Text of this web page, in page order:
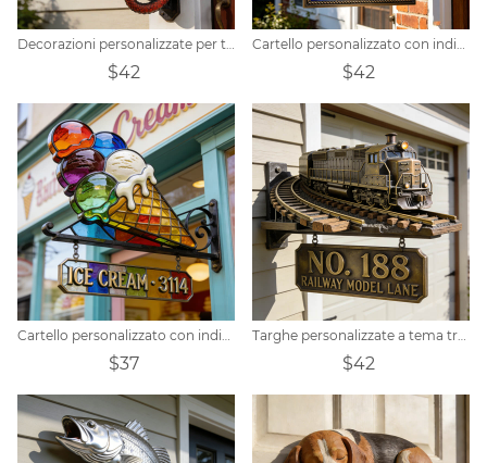
Decorazioni personalizzate per targhe porta indirizzi a tema drago
$42
Cartello personalizzato con indirizzo a tema nautico, con timone in vetro colorato.
$42
Cartello personalizzato con indirizzo per gelateria
$37
Targhe personalizzate a tema treno
$42